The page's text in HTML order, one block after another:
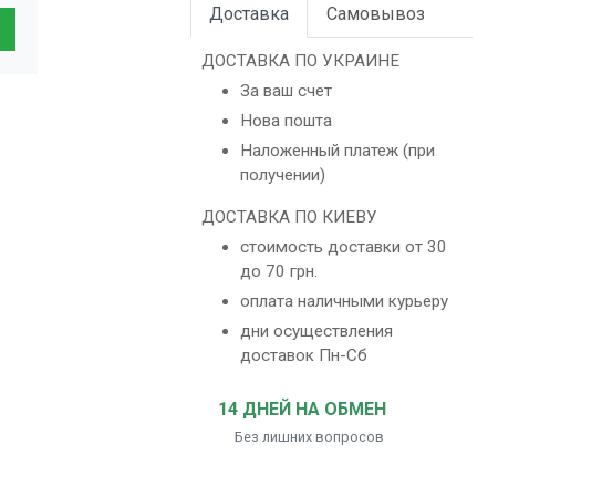
Доставка Самовывоз
ДОСТАВКА ПО УКРАИНЕ
За ваш счет
Нова пошта
Наложенный платеж (при
получении)
ДОСТАВКА ПО КИЕВУ
стоимость доставки от 30
до 70 грн.
оплата наличными курьеру
дни осуществления
доставок Пн-Сб
14 ДНЕЙ НА ОБМЕН
Без лишних вопросов